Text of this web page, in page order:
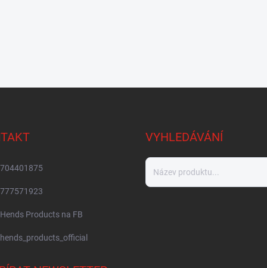
704401875
777571923
Hends Products na FB
hends_products_official
VYHLEDÁVÁNÍ